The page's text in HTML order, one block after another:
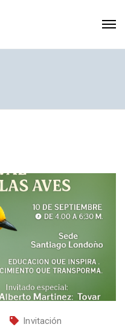
Invitación